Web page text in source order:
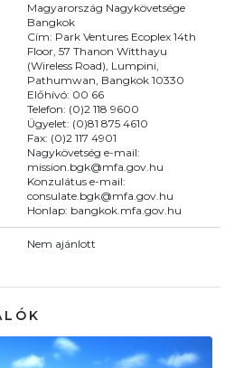
Magyarország Nagykövetsége
Bangkok
Cím: Park Ventures Ecoplex 14th
Floor, 57 Thanon Witthayu
(Wireless Road), Lumpini,
Pathumwan, Bangkok 10330
Előhívó: 00 66
Telefon: (0)2 118 9600
Ügyelet: (0)81 875 4610
Fax: (0)2 117 4901
Nagykövetség e-mail:
mission.bgk@mfa.gov.hu
Konzulátus e-mail:
consulate.bgk@mfa.gov.hu
Honlap: bangkok.mfa.gov.hu
Nem ajánlott